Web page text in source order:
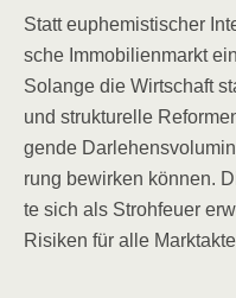
Statt euphe­mis­ti­scher
sche Immo­bi­li­en­markt
Solan­ge die Wirt­schaft
und struk­tu­rel­le
gen­de
rung bewir­ken kön­nen.
te sich als Stroh­feu­er
Risi­ken für alle